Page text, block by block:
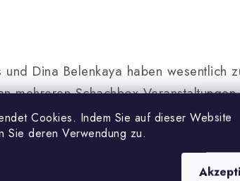
Cookies. Indem Sie auf dieser Website
Sie deren Verwendung zu.
Dina Belenkaya haben wesentlich
mehreren Schachbox-
von Fans verfolgt.